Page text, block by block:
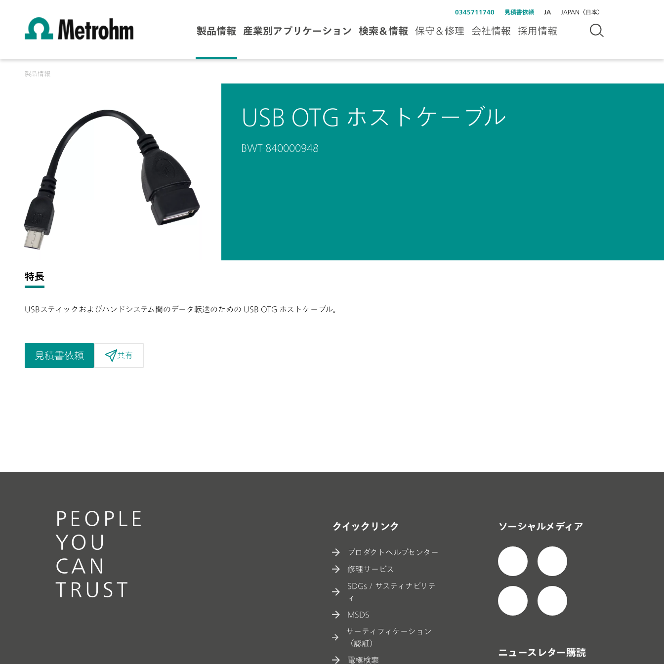
0345711740 見積書依頼 JA JAPAN（日本）
製品情報 産業別アプリケーション 検索＆情報 保守＆修理 会社情報 採用情報
製品情報
USB OTG ホストケーブル
BWT-840000948
特長
USBスティックおよびハンドシステム間のデータ転送のための USB OTG ホストケーブル。
見積書依頼 共有
PEOPLE
YOU
CAN
TRUST
クイックリンク
プロダクトヘルプセンター
修理サービス
SDGs / サスティナビリテ
ィ
MSDS
サーティフィケーション
（認証）
電極検索
ソーシャルメディア
ニュースレター購読